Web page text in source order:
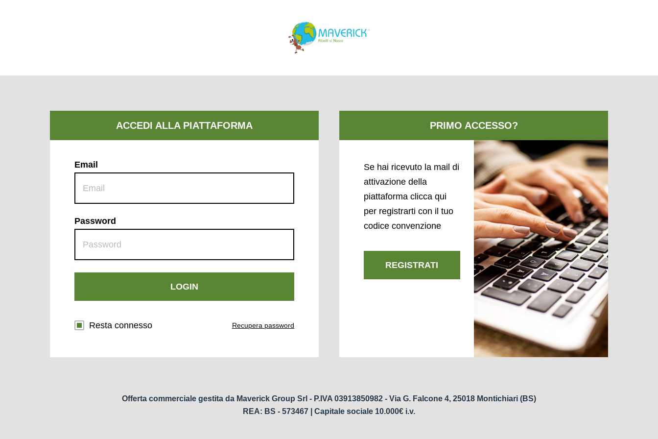
Email
Password
LOGIN
Resta connesso Recupera password
Se hai ricevuto la mail di
attivazione della
piattaforma clicca qui
per registrarti con il tuo
codice convenzione
REGISTRATI
Offerta commerciale gestita da Maverick Group Srl - P.IVA 03913850982 - Via G. Falcone 4, 25018 Montichiari (BS)
REA: BS - 573467 | Capitale sociale 10.000€ i.v.